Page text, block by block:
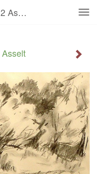
Mia Verstappen - Knotwilgen 2 Asselt